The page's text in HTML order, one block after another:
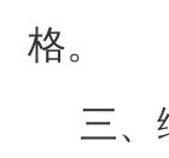
格。
三、